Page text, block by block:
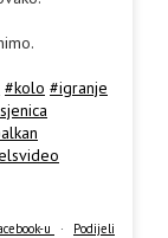
#kolo #igranje
u · Podijeli